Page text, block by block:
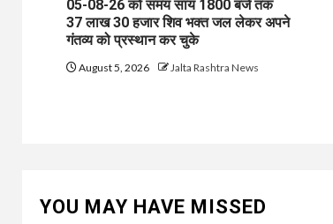
05-08-26 को समय साय 1800 बजे तक
37 लाख 30 हजार शिव भक्त जल लेकर अपने
गंतव्य को प्रस्थान कर चुके
August 5, 2026 Jalta Rashtra News
YOU MAY HAVE MISSED